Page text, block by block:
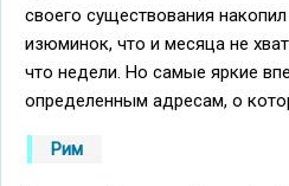
своего существования
изюминок, что и месяца не
что недели. Но самые яркие
определенным адресам, о
Рим